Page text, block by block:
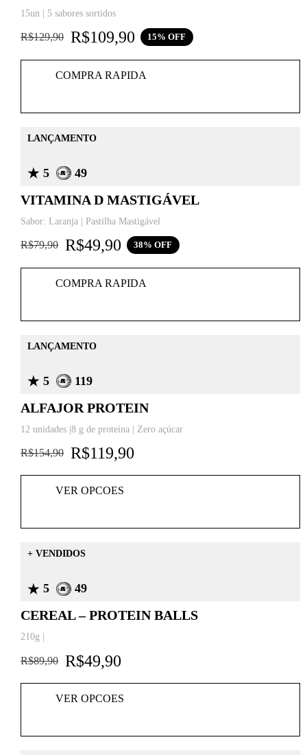
15un | 5 sabores sortidos
R$129,90 R$109,90 15% OFF
COMPRA RAPIDA
LANÇAMENTO
5 49
VITAMINA D MASTIGÁVEL
Sabor: Laranja | Pastilha Mastigável
R$79,90 R$49,90 38% OFF
COMPRA RAPIDA
LANÇAMENTO
5 119
ALFAJOR PROTEIN
12 unidades |8 g de proteína | Zero açúcar
R$154,90 R$119,90
VER OPCOES
+ VENDIDOS
5 49
CEREAL – PROTEIN BALLS
210g |
R$89,90 R$49,90
VER OPCOES